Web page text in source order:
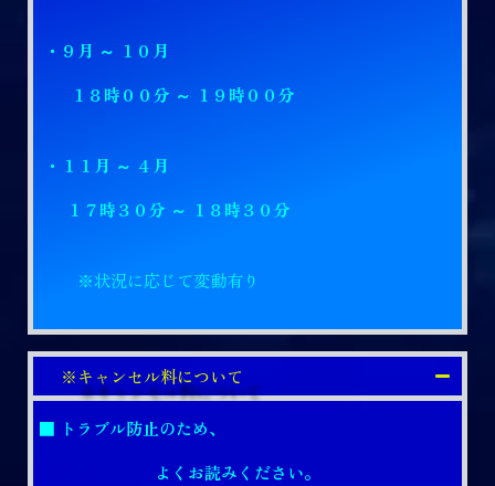
・９月 ～ １０月
１８時００分 ～ １９時００分
・１１月 ～ ４月
１７時３０分 ～ １８時３０分
※状況に応じて変動有り
※キャンセル料について
■ トラブル防止のため、
よくお読みください。